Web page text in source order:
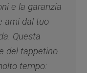
e la garanzia
ami dal tuo
Questa
del tappetino
tempo: